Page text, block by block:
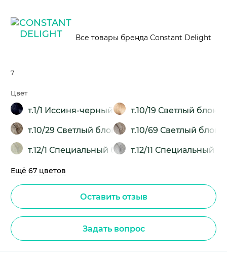
Все товары бренда Constant Delight
7
Цвет
т.1/1 Иссиня-черный т.10/19 Светлый
т.10/29 Светлый блондин пепельно-
т.10/69 Светлый
т.12/1 Специальный блондин сандре
т.12/11 Специальный
Ещё 67 цветов
Оставить отзыв
Задать вопрос